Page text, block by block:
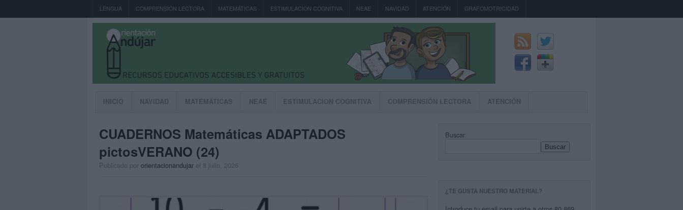
LENGUA COMPRENSIÓN LECTORA MATEMÁTICAS ESTIMULACION COGNITIVA NEAE NAVIDAD ATENCIÓN GRAFOMOTRICIDAD
INICIO NAVIDAD MATEMÁTICAS NEAE ESTIMULACION COGNITIVA COMPRENSIÓN LECTORA ATENCIÓN
CUADERNOS Matemáticas ADAPTADOS
pictosVERANO (24)
Publicado por orientacionandujar el 8 julio, 2026
Buscar
Buscar
¿TE GUSTA NUESTRO MATERIAL?